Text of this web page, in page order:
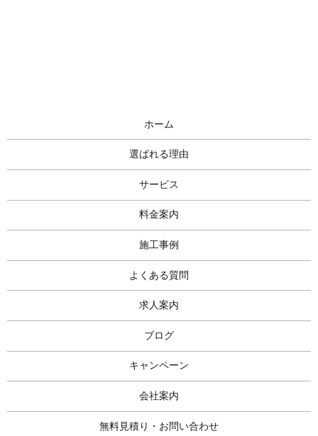
ホーム
選ばれる理由
サービス
料金案内
施工事例
よくある質問
求人案内
ブログ
キャンペーン
会社案内
無料見積り・お問い合わせ